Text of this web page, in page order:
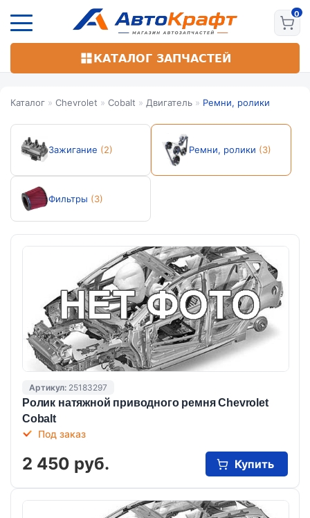
основному
КАТАЛОГ ЗАПЧАСТЕЙ
Каталог » Chevrolet » Cobalt » Двигатель » Ремни, ролики
Зажигание (2) Ремни, ролики (3)
Фильтры (3)
Артикул: 25183297
Ролик натяжной приводного ремня Chevrolet
Cobalt
Под заказ
2 450 руб. Купить